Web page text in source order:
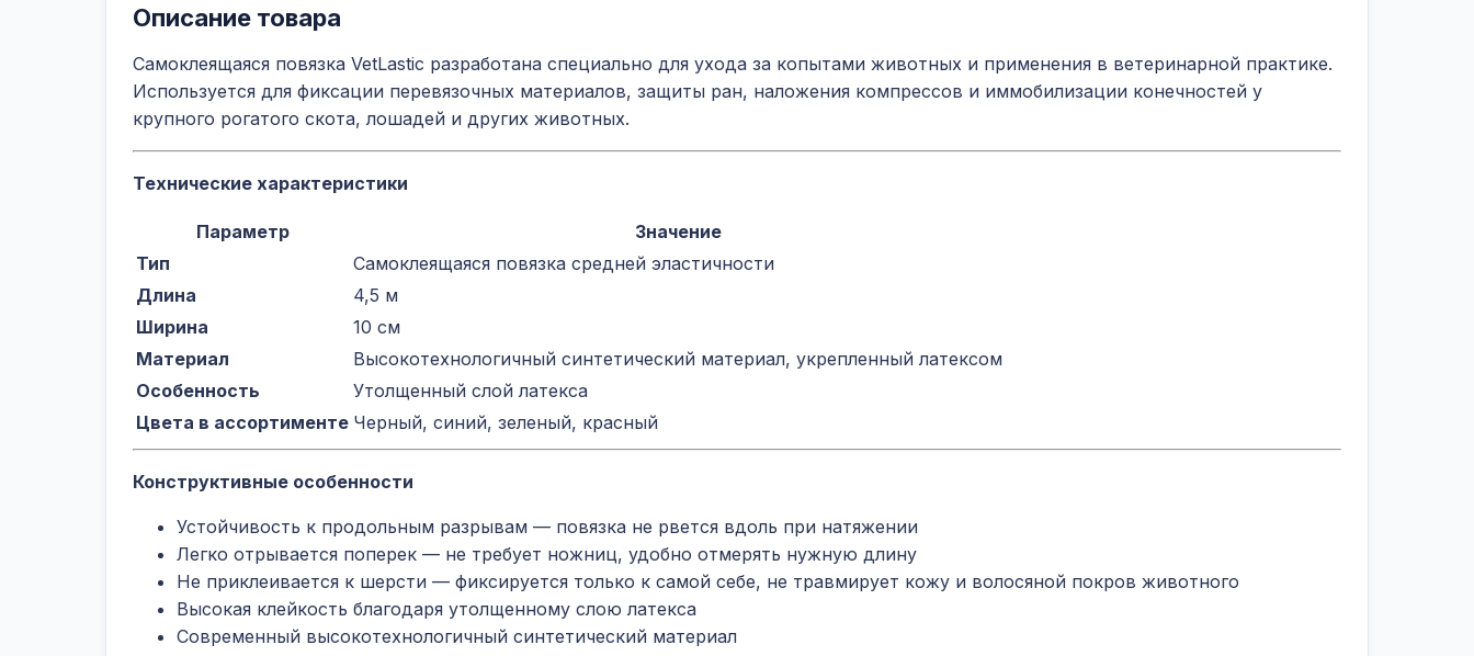
Описание товара
Самоклеящаяся повязка VetLastic разработана специально для ухода за копытами животных и применения в ветеринарной практике.
Используется для фиксации перевязочных материалов, защиты ран, наложения компрессов и иммобилизации конечностей у
крупного рогатого скота, лошадей и других животных.
Технические характеристики
Параметр
Значение
Тип
Самоклеящаяся повязка средней эластичности
Длина
4,5 м
Ширина
10 см
Материал
Высокотехнологичный синтетический материал, укрепленный латексом
Особенность
Утолщенный слой латекса
Цвета в ассортименте Черный, синий, зеленый, красный
Конструктивные особенности
Устойчивость к продольным разрывам — повязка не рвется вдоль при натяжении
Легко отрывается поперек — не требует ножниц, удобно отмерять нужную длину
Не приклеивается к шерсти — фиксируется только к самой себе, не травмирует кожу и волосяной покров животного
Высокая клейкость благодаря утолщенному слою латекса
Современный высокотехнологичный синтетический материал